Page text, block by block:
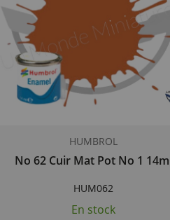
HUMBROL
No 62 Cuir Mat Pot No 1
HUM062
En stock